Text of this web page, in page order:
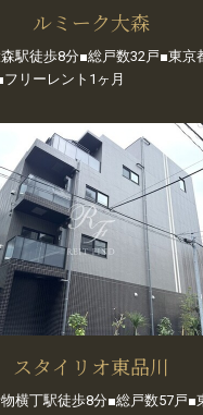
ルミーク大森
駅徒歩8分■総戸数32戸■東京
リーレント1ヶ月
スタイリオ東品川
横丁駅徒歩8分■総戸数57戸■